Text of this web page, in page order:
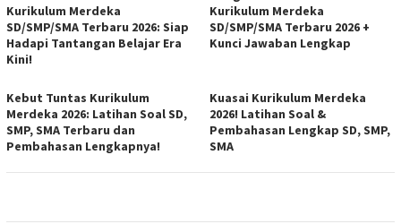
Kurikulum Merdeka
SD/SMP/SMA Terbaru 2026: Siap
Hadapi Tantangan Belajar Era
Kini!
Kurikulum Merdeka
SD/SMP/SMA Terbaru 2026 +
Kunci Jawaban Lengkap
Kebut Tuntas Kurikulum
Merdeka 2026: Latihan Soal SD,
SMP, SMA Terbaru dan
Pembahasan Lengkapnya!
Kuasai Kurikulum Merdeka
2026! Latihan Soal &
Pembahasan Lengkap SD, SMP,
SMA